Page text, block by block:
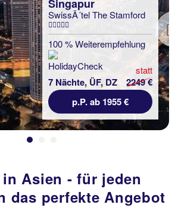
Singapur
SwissÃ´tel The Stamford
100 % Weiterempfehlung
7 Nächte, ÜF, DZ
statt
2249 €
p.P. ab 1955 €
Asien - für jeden
das perfekte Angebot